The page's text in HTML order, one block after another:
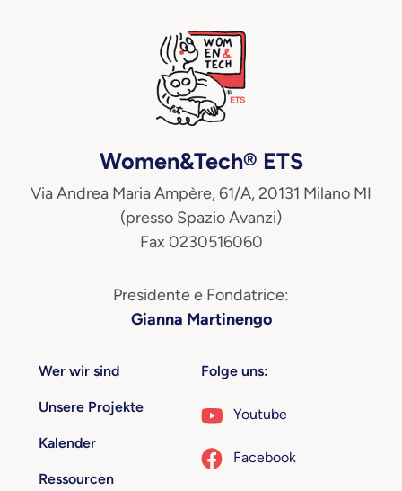
Women&Tech® ETS
Via Andrea Maria Ampère, 61/A, 20131 Milano MI
(presso Spazio Avanzi)
Fax 0230516060
Presidente e Fondatrice:
Gianna Martinengo
Wer wir sind
Unsere Projekte
Kalender
Ressourcen
Folge uns:
Youtube
Facebook